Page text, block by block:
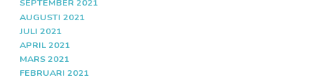
SEPTEMBER 2021
AUGUSTI 2021
JULI 2021
APRIL 2021
MARS 2021
FEBRUARI 2021